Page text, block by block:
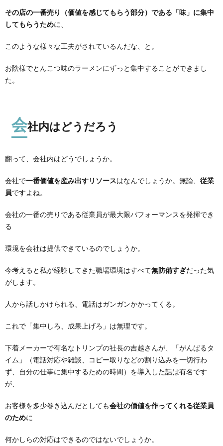
その店の一番売り（価値を感じてもらう部分）である「味」に集中
してもらうために、
このような様々な工夫がされているんだな、と。
お陰様でとんこつ味のラーメンにずっと集中することができまし
た。
会社内はどうだろう
翻って、会社内はどうでしょうか。
会社で一番価値を産み出すリソースはなんでしょうか。無論、 従業
員ですよね。
会社の一番の売りである従業員が最大限パフォーマンスを発揮でき
る
環境を会社は提供できているのでしょうか。
今考えると私が経験してきた職場環境はすべて無防備すぎだった気
がします。
人から話しかけられる、電話はガンガンかかってくる。
これで「集中しろ、成果上げろ」は無理です。
下着メーカーで有名なトリンプの社長の吉越さんが、「がんばるタ
イム」（電話対応や雑談、コピー取りなどの割り込みを一切行わ
ず、自分の仕事に集中するための時間）を導入した話は有名です
が、
お客様を多少巻き込んだとしても会社の価値を作ってくれる従業員
のために
何かしらの対応はできるのではないでしょうか。